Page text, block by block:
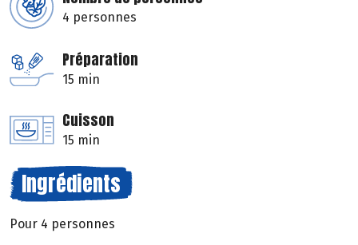
4 personnes
Préparation
15 min
Cuisson
15 min
Ingrédients
Pour 4 personnes